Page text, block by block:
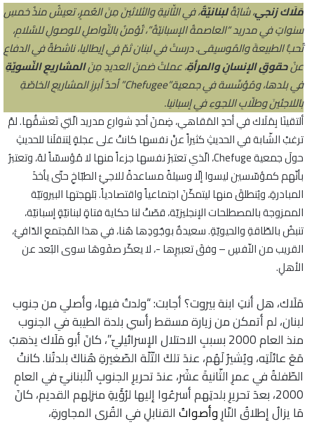
مَلَاك زنجي، شابّةٌلبنانيّةٌ، في الثّانيةِ والثلاثينَ مِنَ العُمرِِ، تعيشُ منذُ خمسِ
سنواتٍ في مدريد “العاصمةُ الإسبانيّةُ”، تُؤمنُ بالتّواصلِ للوصولِ للسَّلامِ،
تُحبُّ الطبيعةَ والمُوسيقى. درستْ في لبنان ثمّ في إيطاليا، ناشطةٌ في الدفاعِ
عنْحقوقِ الإنسانِ والمرأةِ، عملتْ ضمنَ العديدِ مِنَالمشاريعِ النّسويّةِ
في بلدها، ومُؤسِّسة في جمعية”Chefugee” أحدُ أبرزِ المشاريعِ الخاصّةِ
باللاجئينَ وطلّابِ اللجوءِ في إسبانيا.
ألتقينَا بِمَلَاك في أحدِ المَقاهي، ضِمنَ أحدِ شوارع مدريد الّتي تَعشقَُها. لمْ
ترغبْ الشّابة في الحديثِ كثيراً عنْ نفسها كانتْ على عجلةٍ لِتنقلَنا للحديثِ
حولَ جمعية Chefuge، الّذي تعتبرُ نفسها جزءاً منها لا مُؤسسّاً لهُ، وتعتبرُ
بأنّهم كمؤسّسين ليسوا إلّا وسيلةً مساعدةً للاجئِ الطبّاخِ حتّى يأخذَ
المبادرةِ، ويُنطلقَ منها ليتمكّنَ اجتماعياً واقتصادياً. بَلهجتها البيروتيّة
الممزوجة بالمصطلحات الإنجليزيّة، قصّتْ لنا حكاية فتاةٍ لبنانيّةٍ إسبانيّة،
تنبضُ بالطّاقةِ والحيويّةِ. سعيدةٌ بوجُودِها هُنا، في هذا المُجتمعِ الدّافئِ،
القريب من النّفسِ – وفقَ تعبيرِها -، لا يعكّر صفَوهَا سوى البُعد عن
الأهلِ.
مَلَاك، هل أنتِ ابنة بيروت؟ أجابت: “ولدتُ فيها، وأصلي من جنوب
لبنان، لم أتمكن من زيارة مسقط رأسي بلدة الطيبة في الجنوب
منذ العام 2000 بسببِ الاحتلال الإسرائيليّ”، كانَ أبو مَلَاك يذهبُ
مَعَ عائلَتِه، ويُشيرُ لَهُم، عندَ تلكَ التّلّة الصّغيرةِ هُناكَ بلدتُنا. كانتْ
الطّفلةُ في عمرِ الثّانيةَ عشَر، عندَ تحريرِ الجنوبِ الّلبنانيّ في العامِ
2000، بعدَ تحريرِ بلدتِهم أسرعُوا إليها لرُؤَيةِ منزلِهم القديم، كانَ
مَا يزالُ إطلاقُ النّارِوأصواتُالقنابلِ في القُرى المجاورةِ،